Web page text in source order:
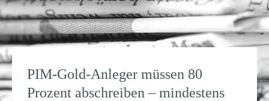
PIM-Gold-Anleger müssen 80
Prozent abschreiben – mindestens